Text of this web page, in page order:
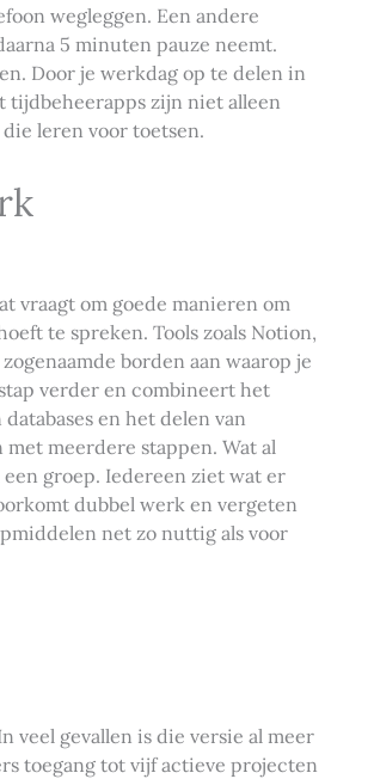
wegleggen. Een andere
5 minuten pauze neemt.
Door je werkdag op te delen in
tijdbeheerapps zijn niet alleen
leren voor toetsen.
vraagt om goede manieren om
te spreken. Tools zoals Notion,
borden aan waarop je
verder en combineert het
en het delen van
meerdere stappen. Wat al
groep. Iedereen ziet wat er
dubbel werk en vergeten
net zo nuttig als voor
veel gevallen is die versie al meer
toegang tot vijf actieve projecten